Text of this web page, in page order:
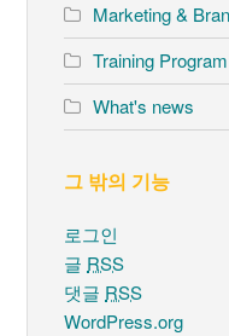
Marketing &
Training Program
What's news
그 밖의 기능
로그인
글 RSS
댓글 RSS
WordPress.org